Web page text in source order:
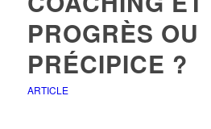
PROGRÈS OU
PRÉCIPICE ?
ARTICLE